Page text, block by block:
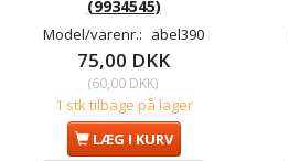
(9934545)
Model/varenr.: abel390
75,00 DKK
(60,00 DKK)
1 stk tilbage på lager
LÆG I KURV